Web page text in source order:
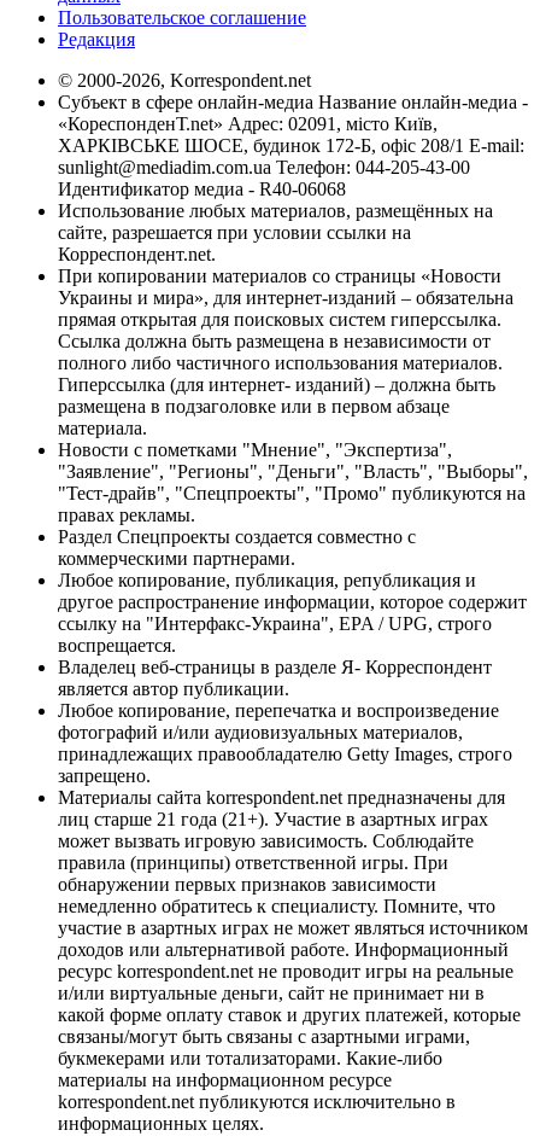
Пользовательское соглашение
Редакция
© 2000-2026, Korrespondent.net
Субъект в сфере онлайн-медиа Название онлайн-медиа -
«КореспонденТ.net» Адрес: 02091, місто Київ,
ХАРКІВСЬКЕ ШОСЕ, будинок 172-Б, офіс 208/1 E-mail:
sunlight@mediadim.com.ua Телефон: 044-205-43-00
Идентификатор медиа - R40-06068
Использование любых материалов, размещённых на
сайте, разрешается при условии ссылки на
Корреспондент.net.
При копировании материалов со страницы «Новости
Украины и мира», для интернет-изданий – обязательна
прямая открытая для поисковых систем гиперссылка.
Ссылка должна быть размещена в независимости от
полного либо частичного использования материалов.
Гиперссылка (для интернет- изданий) – должна быть
размещена в подзаголовке или в первом абзаце
материала.
Новости с пометками "Мнение", "Экспертиза",
"Заявление", "Регионы", "Деньги", "Власть", "Выборы",
"Тест-драйв", "Спецпроекты", "Промо" публикуются на
правах рекламы.
Раздел Спецпроекты создается совместно с
коммерческими партнерами.
Любое копирование, публикация, републикация и
другое распространение информации, которое содержит
ссылку на "Интерфакс-Украина", EPA / UPG, строго
воспрещается.
Владелец веб-страницы в разделе Я- Корреспондент
является автор публикации.
Любое копирование, перепечатка и воспроизведение
фотографий и/или аудиовизуальных материалов,
принадлежащих правообладателю Getty Images, строго
запрещено.
Материалы сайта korrespondent.net предназначены для
лиц старше 21 года (21+). Участие в азартных играх
может вызвать игровую зависимость. Соблюдайте
правила (принципы) ответственной игры. При
обнаружении первых признаков зависимости
немедленно обратитесь к специалисту. Помните, что
участие в азартных играх не может являться источником
доходов или альтернативой работе. Информационный
ресурс korrespondent.net не проводит игры на реальные
и/или виртуальные деньги, сайт не принимает ни в
какой форме оплату ставок и других платежей, которые
связаны/могут быть связаны с азартными играми,
букмекерами или тотализаторами. Какие-либо
материалы на информационном ресурсе
korrespondent.net публикуются исключительно в
информационных целях.